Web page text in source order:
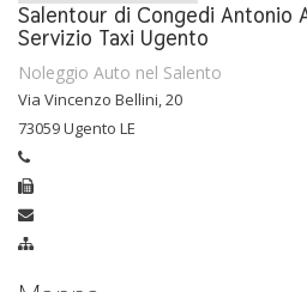
Salentour di Congedi Antonio
Servizio Taxi Ugento
Noleggio Auto nel Salento
Via Vincenzo Bellini, 20
73059 Ugento LE